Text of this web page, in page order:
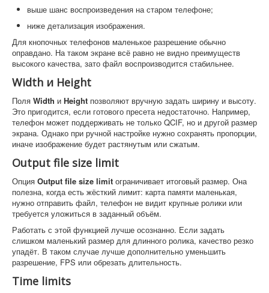
выше шанс воспроизведения на старом телефоне;
ниже детализация изображения.
Для кнопочных телефонов маленькое разрешение обычно
оправдано. На таком экране всё равно не видно преимуществ
высокого качества, зато файл воспроизводится стабильнее.
Width и Height
Поля Width и Height позволяют вручную задать ширину и высоту.
Это пригодится, если готового пресета недостаточно. Например,
телефон может поддерживать не только QCIF, но и другой размер
экрана. Однако при ручной настройке нужно сохранять пропорции,
иначе изображение будет растянутым или сжатым.
Output file size limit
Опция Output file size limit ограничивает итоговый размер. Она
полезна, когда есть жёсткий лимит: карта памяти маленькая,
нужно отправить файл, телефон не видит крупные ролики или
требуется уложиться в заданный объём.
Работать с этой функцией лучше осознанно. Если задать
слишком маленький размер для длинного ролика, качество резко
упадёт. В таком случае лучше дополнительно уменьшить
разрешение, FPS или обрезать длительность.
Time limits